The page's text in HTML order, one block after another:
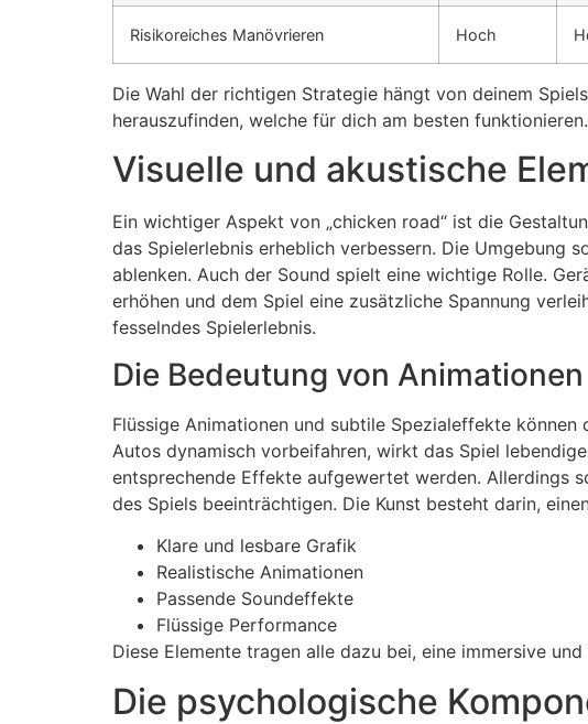
Risikoreiches Manövrieren Hoch
Die Wahl der richtigen Strategie hängt von deinem
herauszufinden, welche für dich am besten funktionieren.
Visuelle und akustische
Ein wichtiger Aspekt von „chicken road“ ist die
das Spielerlebnis erheblich verbessern. Die Umgebung
ablenken. Auch der Sound spielt eine wichtige Rolle.
erhöhen und dem Spiel eine zusätzliche Spannung
fesselndes Spielerlebnis.
Die Bedeutung von
Flüssige Animationen und subtile Spezialeffekte
Autos dynamisch vorbeifahren, wirkt das Spiel
entsprechende Effekte aufgewertet werden. Allerdings
des Spiels beeinträchtigen. Die Kunst besteht darin,
Klare und lesbare Grafik
Realistische Animationen
Passende Soundeffekte
Flüssige Performance
Diese Elemente tragen alle dazu bei, eine immersive
Die psychologische